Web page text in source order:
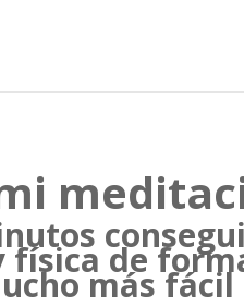
de
más fácil